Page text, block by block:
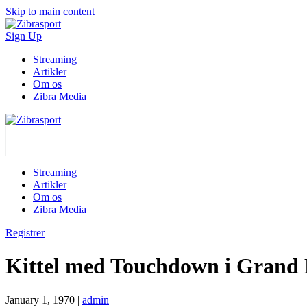
Skip to main content
Sign Up
Streaming
Artikler
Om os
Zibra Media
Streaming
Artikler
Om os
Zibra Media
Registrer
Kittel med Touchdown i Grand
January 1, 1970 | admin